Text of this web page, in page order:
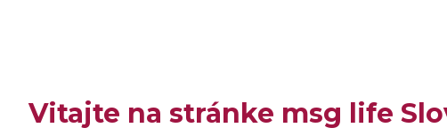
softvéru. Verifikácia je nevyhnutná pre
skutočne spĺňa
Vitajte na stránke msg life